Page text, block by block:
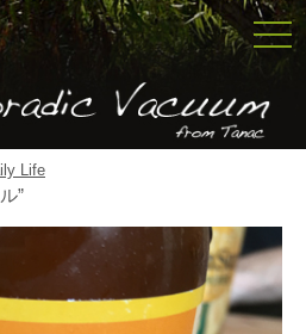
Life
”